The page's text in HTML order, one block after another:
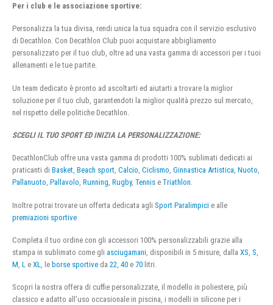
Per i club e le associazione sportive:
Personalizza la tua divisa, rendi unica la tua squadra con il servizio esclusivo
di Decathlon. Con Decathlon Club puoi acquistare abbigliamento
personalizzato per il tuo club, oltre ad una vasta gamma di accessori per i tuoi
allenamenti e le tue partite.
Un team dedicato è pronto ad ascoltarti ed aiutarti a trovare la miglior
soluzione per il tuo club, garantendoti la miglior qualità prezzo sul mercato,
nel rispetto delle politiche Decathlon.
SCEGLI IL TUO SPORT ED INIZIA LA PERSONALIZZAZIONE:
DecathlonClub offre una vasta gamma di prodotti 100% sublimati dedicati ai
praticanti di Basket, Beach sport, Calcio, Ciclismo, Ginnastica Artistica, Nuoto,
Pallanuoto, Pallavolo, Running, Rugby, Tennis e Triathlon.
Inoltre potrai trovare un offerta dedicata agli Sport Paralimpici e alle
premiazioni sportive
Completa il tuo ordine con gli accessori 100% personalizzabili grazie alla
stampa in sublimato come gli asciugamani , disponibili in 5 misure, dalla XS S
M L e XL , le borse sportive da 22 40 e 70 litri.
Scopri la nostra offera di cuffie personalizzate, il modello in poliestere, più
classico e adatto all’uso occasionale in piscina, i modelli in silicone per i